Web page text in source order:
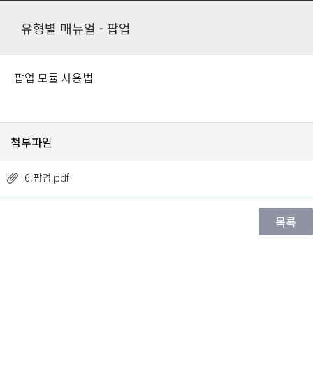
유형별 매뉴얼 - 팝업
팝업 모듈 사용법
첨부파일
6.팝업.pdf